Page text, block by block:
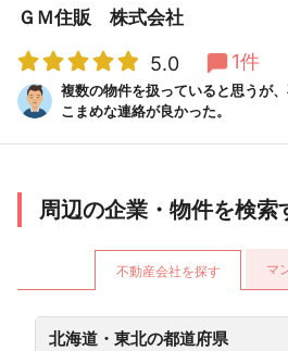
ＧＭ住販 株式会社
5.0 1件
複数の物件を扱っていると思うが
こまめな連絡が良かった。
周辺の企業・物件を検索
不動産会社を探す マ
北海道・東北の都道府県